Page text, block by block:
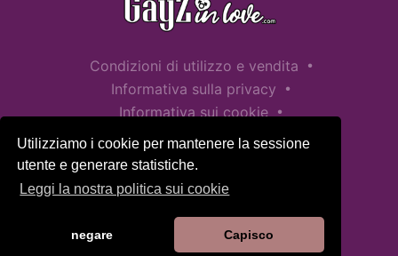
Utilizziamo i cookie per mantenere la sessione
utente e generare statistiche.
Leggi la nostra politica sui cookie
negare Capisco
Condizioni di utilizzo e vendita •
Informativa sulla privacy •
Informativa sui cookie •
Politica sulla sicurezza dei bambini
Aiuto / Contatto